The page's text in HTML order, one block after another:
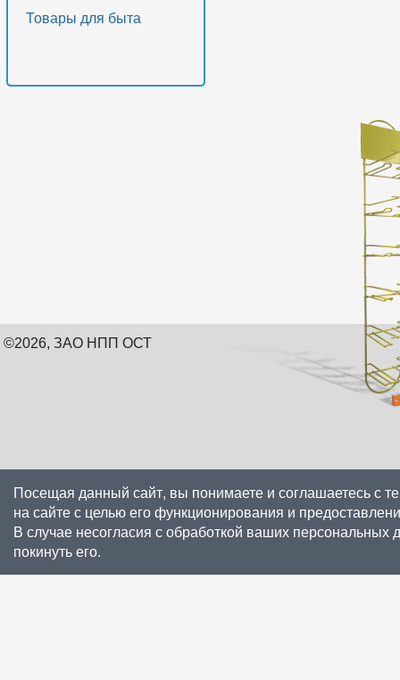
Товары для быта
©2026, ЗАО НПП ОСТ
Посещая данный сайт, вы понимаете и соглашаетесь с
на сайте с целью его функционирования и
В случае несогласия с обработкой ваших
покинуть его.